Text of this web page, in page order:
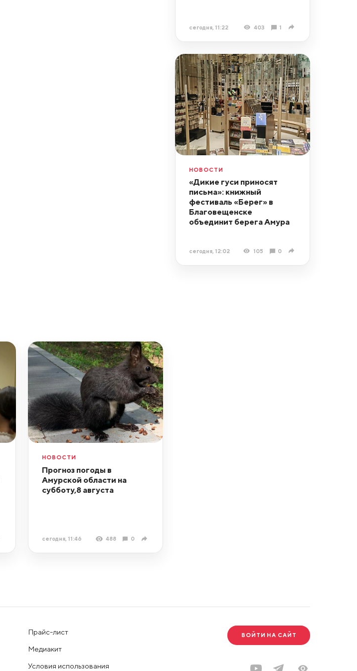
сегодня, 11:22 403 1
НОВОСТИ
«Дикие гуси приносят
письма»: книжный
фестиваль «Берег» в
Благовещенске
объединит берега Амура
сегодня, 12:02 105 0
НОВОСТИ
Прогноз погоды в
Амурской области на
субботу,8 августа
сегодня, 11:46 488 0
Прайс-лист
Медиакит
Условия использования
ВОЙТИ НА САЙТ